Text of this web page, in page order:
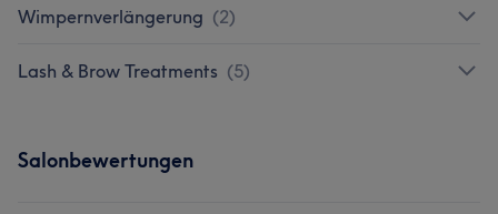
Wimpernverlängerung (2)
Lash & Brow Treatments (5)
Salonbewertungen